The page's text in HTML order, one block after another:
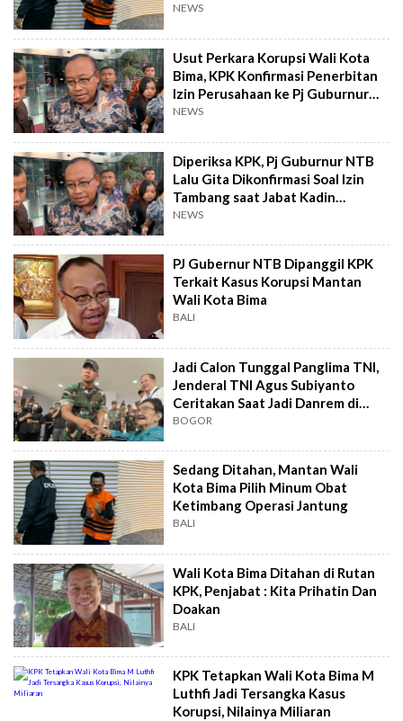
NEWS
Usut Perkara Korupsi Wali Kota
Bima, KPK Konfirmasi Penerbitan
Izin Perusahaan ke Pj Guburnur
NTB
NEWS
Diperiksa KPK, Pj Guburnur NTB
Lalu Gita Dikonfirmasi Soal Izin
Tambang saat Jabat Kadin
Penanaman Modal
NEWS
PJ Gubernur NTB Dipanggil KPK
Terkait Kasus Korupsi Mantan
Wali Kota Bima
BALI
Jadi Calon Tunggal Panglima TNI,
Jenderal TNI Agus Subiyanto
Ceritakan Saat Jadi Danrem di
Bogor
BOGOR
Sedang Ditahan, Mantan Wali
Kota Bima Pilih Minum Obat
Ketimbang Operasi Jantung
BALI
Wali Kota Bima Ditahan di Rutan
KPK, Penjabat : Kita Prihatin Dan
Doakan
BALI
KPK Tetapkan Wali Kota Bima M
Luthfi Jadi Tersangka Kasus
Korupsi, Nilainya Miliaran